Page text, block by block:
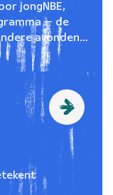
jongNBE,
— de
avonden
Mooij